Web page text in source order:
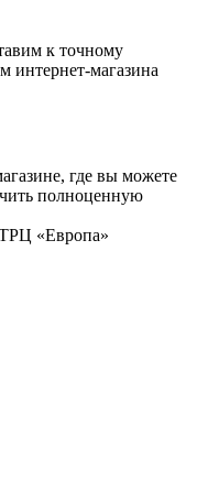
к точному
интернет-магазина
где вы можете
полноценную
ТРЦ «Европа»